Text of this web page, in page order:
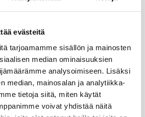
evästeitä
tarjoamamme sisällön ja mainosten
median ominaisuuksien
analysoimiseen. Lisäksi
median, mainosalan ja analytiikka-
tietoja siitä, miten käytät
voivat yhdistää näitä
pöytien äärellä. Tunnelma on
sillä risteily on suunnattu
menneisyyteen. Barbadoksella voi
vanhoissa
historiallinen sotilaslinnake
on UNESCON